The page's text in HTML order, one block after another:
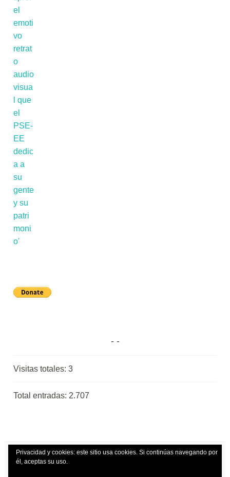
Visitas totales:3
Total entradas: 2.707
Privacidad y cookies: este sitio usa cookies. Si continúas navegando por
él, aceptas su uso.